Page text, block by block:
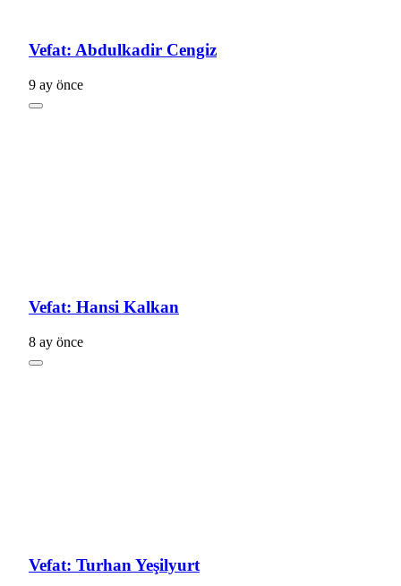
Vefat: Abdulkadir Cengiz
9 ay önce
Vefat: Hansi Kalkan
8 ay önce
Vefat: Turhan Yeşilyurt